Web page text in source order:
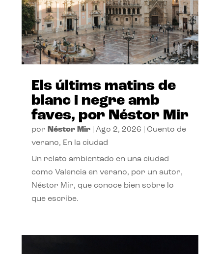
Els últims matins de
blanc i negre amb
faves, por Néstor Mir
por Néstor Mir| Ago 2, 2026
Cuento de
verano, En la ciudad
Un relato ambientado en una ciudad
como Valencia en verano, por un autor,
Néstor Mir, que conoce bien sobre lo
que escribe.